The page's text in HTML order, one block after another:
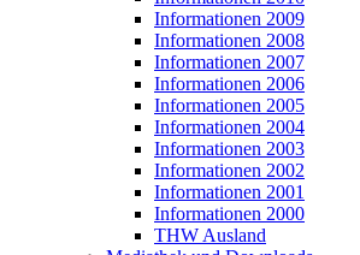
Informationen 2009
Informationen 2008
Informationen 2007
Informationen 2006
Informationen 2005
Informationen 2004
Informationen 2003
Informationen 2002
Informationen 2001
Informationen 2000
THW Ausland